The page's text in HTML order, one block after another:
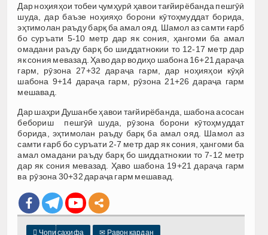
Дар ноҳияҳои тобеи ҷумҳурӣ ҳавои тағйирёбанда пешгӯӣ
шуда, дар баъзе ноҳияҳо борони кӯтоҳмуддат борида,
эҳтимолан раъду барқ ба амал ояд. Шамол аз самти ғарб
бо суръати 5-10 метр дар як сония, ҳангоми ба амал
омадани раъду барқ бо шиддатнокии то 12-17 метр дар
як сония мевазад. Ҳаво дар водиҳо шабона 16+21 дараҷа
гарм, рӯзона 27+32 дараҷа гарм, дар ноҳияҳои кӯҳӣ
шабона 9+14 дараҷа гарм, рӯзона 21+26 дараҷа гарм
мешавад.
Дар шаҳри Душанбе ҳавои тағйирёбанда, шабона асосан
бебориш пешгӯӣ шуда, рӯзона борони кӯтоҳмуддат
борида, эҳтимолан раъду барқ ба амал ояд. Шамол аз
самти ғарб бо суръати 2-7 метр дар як сония, ҳангоми ба
амал омадани раъду барқ бо шиддатнокии то 7-12 метр
дар як сония мевазад. Ҳаво шабона 19+21 дараҷа гарм
ва рӯзона 30+32 дараҷа гарм мешавад.
 Чопи саҳифа ✉ Равон кардан